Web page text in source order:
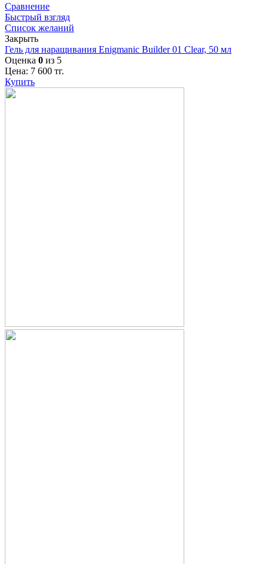
Сравнение
Быстрый взгляд
Список желаний
Закрыть
Гель для наращивания Enigmanic Builder 01 Clear, 50 мл
Оценка 0 из 5
Цена: 7 600 тг.
Купить